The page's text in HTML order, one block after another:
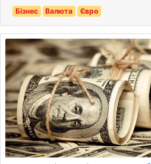
Бізнес Валюта Євро